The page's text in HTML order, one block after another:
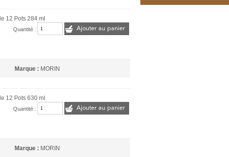
12 Pots 284 ml
Quantité : Ajouter au panier
Marque : MORIN
12 Pots 630 ml
Quantité : Ajouter au panier
Marque : MORIN